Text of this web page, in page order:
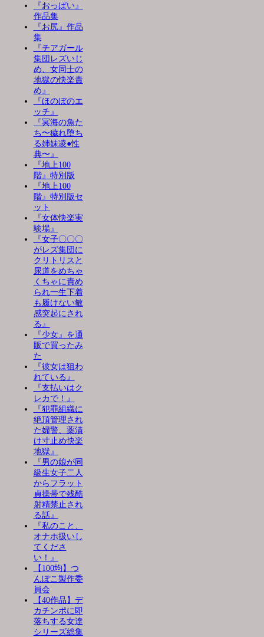
『おっぱい』
作品集
『お尻』作品
集
『チアガール
集団レズいじ
め、女同士の
地獄の快楽責
め』
『ほのぼのエ
ッチ』
『冥海の魚た
ち〜穢れ堕ち
る姉妹凌●性
典〜』
『地上100
階』特別版
『地上100
階』特別版セ
ット
『女体快楽実
験場』
『女子〇〇〇
がレズ集団に
クリトリスと
尿道をめちゃ
くちゃに責め
られ一生下着
も履けない敏
感突起にされ
る』
『少女』を通
販で買ったみ
た
『彼女は狙わ
れている』
『支払いはク
レカで！』
『犯罪組織に
絶頂管理され
た婦警、薬漬
け寸止め快楽
地獄』
『男の娘が同
級生女子二人
からフラット
貞操帯で残酷
射精禁止され
る話』
『私のこと、
オナホ扱いし
てくださ
い！』
【100均】つ
んぽこ製作委
員会
【40作品】デ
カチンポに即
落ちする女達
シリーズ総集